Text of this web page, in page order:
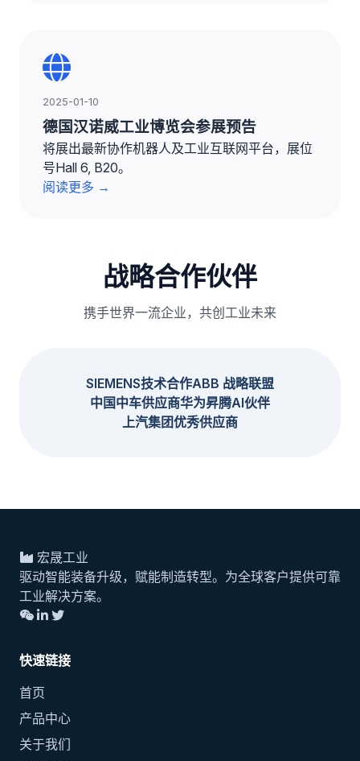
2025-01-10
德国汉诺威工业博览会参展预告
将展出最新协作机器人及工业互联网平台，展位
号Hall 6, B20。
阅读更多 →
战略合作伙伴
携手世界一流企业，共创工业未来
SIEMENS技术合作ABB 战略联盟
中国中车供应商华为昇腾AI伙伴
上汽集团优秀供应商
宏晟工业
驱动智能装备升级，赋能制造转型。为全球客户提供可靠
工业解决方案。
快速链接
首页
产品中心
关于我们